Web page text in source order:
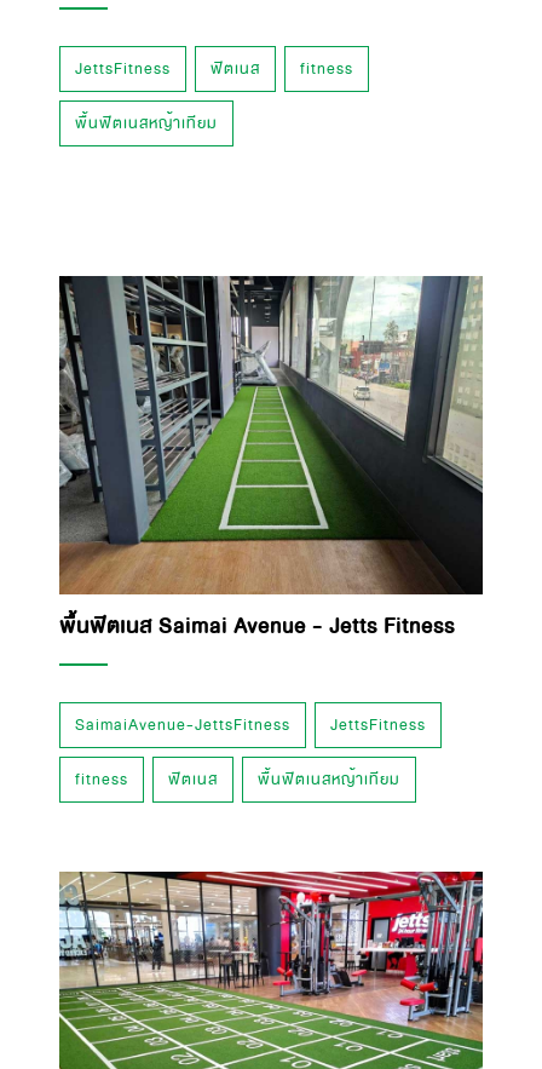
JettsFitness ฟิตเนส fitness
พื้นฟิตเนสหญ้าเทียม
พื้นฟิตเนส Saimai Avenue - Jetts Fitness
SaimaiAvenue-JettsFitness JettsFitness
fitness ฟิตเนส พื้นฟิตเนสหญ้าเทียม